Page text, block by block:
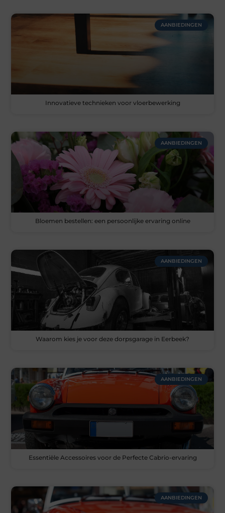
AANBIEDINGEN
Innovatieve technieken voor vloerbewerking
AANBIEDINGEN
Bloemen bestellen: een persoonlijke ervaring online
AANBIEDINGEN
Waarom kies je voor deze dorpsgarage in Eerbeek?
AANBIEDINGEN
Essentiële Accessoires voor de Perfecte Cabrio-ervaring
AANBIEDINGEN